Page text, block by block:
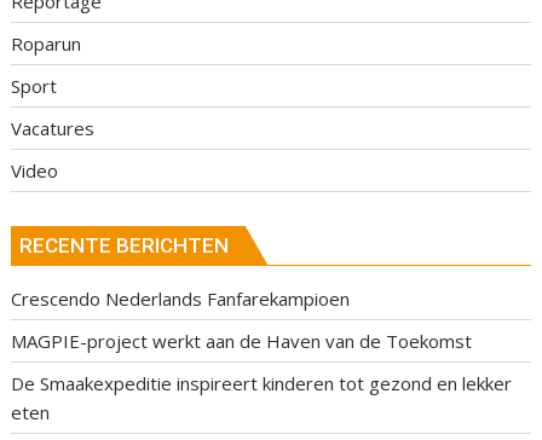
Roparun
Sport
Vacatures
Video
RECENTE BERICHTEN
Crescendo Nederlands Fanfarekampioen
MAGPIE-project werkt aan de Haven van de Toekomst
De Smaakexpeditie inspireert kinderen tot gezond en lekker
eten